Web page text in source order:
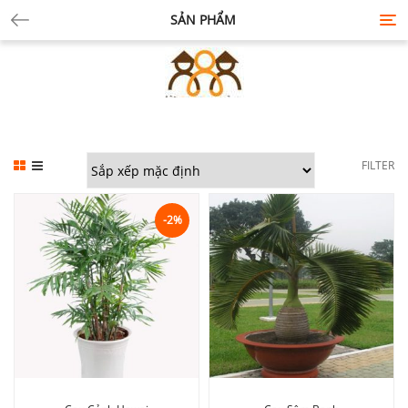
SẢN PHẨM
FILTER
-2%